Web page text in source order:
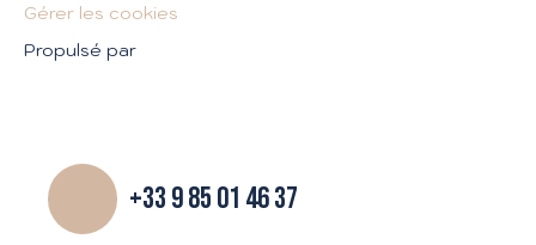
Gérer les cookies
Propulsé par
+33 9 85 01 46 37